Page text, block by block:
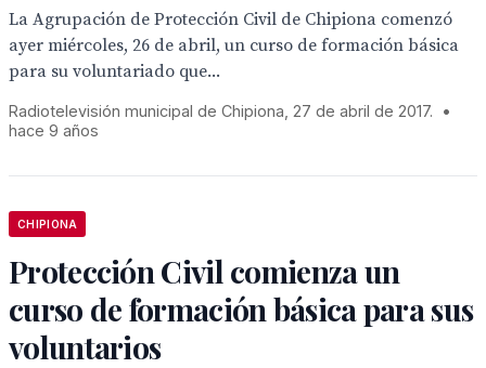
La Agrupación de Protección Civil de Chipiona comenzó
ayer miércoles, 26 de abril, un curso de formación básica
para su voluntariado que...
Radiotelevisión municipal de Chipiona, 27 de abril de 2017.
•
hace 9 años
CHIPIONA
Protección Civil comienza un
curso de formación básica para sus
voluntarios